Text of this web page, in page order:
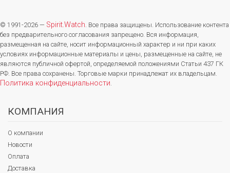
© 1991-2026 — Spirit.Watch. Все права защищены. Использование контента
без предварительного согласования запрещено. Вся информация,
размещенная на сайте, носит информационный характер и ни при каких
условиях информационные материалы и цены, размещенные на сайте, не
являются публичной офертой, определяемой положениями Статьи 437 ГК
РФ. Все права сохранены. Торговые марки принадлежат их владельцам.
Политика конфиденциальности.
КОМПАНИЯ
О компании
Новости
Оплата
Доставка